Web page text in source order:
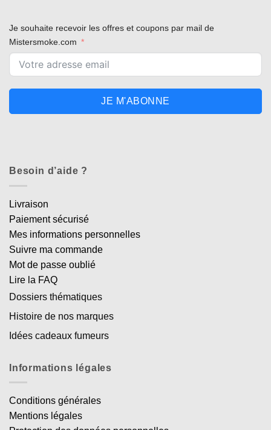
Je souhaite recevoir les offres et coupons par mail de
Mistersmoke.com
JE M'ABONNE
Besoin d’aide ?
Livraison
Paiement sécurisé
Mes informations personnelles
Suivre ma commande
Mot de passe oublié
Lire la FAQ
Dossiers thématiques
Histoire de nos marques
Idées cadeaux fumeurs
Informations légales
Conditions générales
Mentions légales